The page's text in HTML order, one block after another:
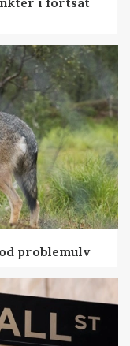
problemulv